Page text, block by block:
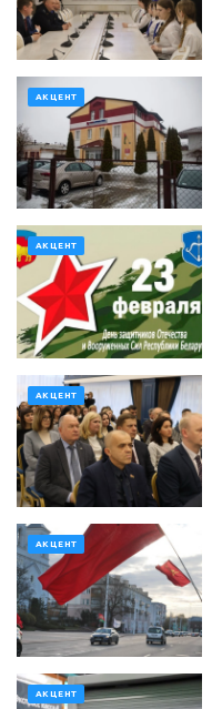
АКЦЕНТ
АКЦЕНТ
АКЦЕНТ
АКЦЕНТ
АКЦЕНТ